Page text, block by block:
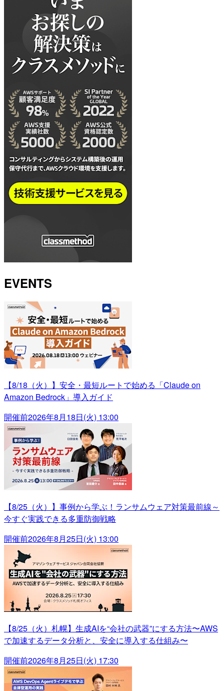
EVENTS
【8/18（火）】安全・最短ルートで始める「Claude on
Amazon Bedrock」導入ガイド
開催前2026年8月18日(火) 13:00
【8/25（火）】事例から学ぶ！ランサムウェア対策最前線～
今すぐ実践できる多重防御戦略
開催前2026年8月25日(火) 13:00
【8/25（火）札幌】生成AIを“会社の武器”にする方法〜AWS
で加速するデータ分析と、安全に導入する仕組み〜
開催前2026年8月25日(火) 17:30